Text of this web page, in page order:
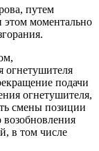
путем
этом моментально
огнетушителя
подачи
огнетушителя,
смены позиции
в том числе